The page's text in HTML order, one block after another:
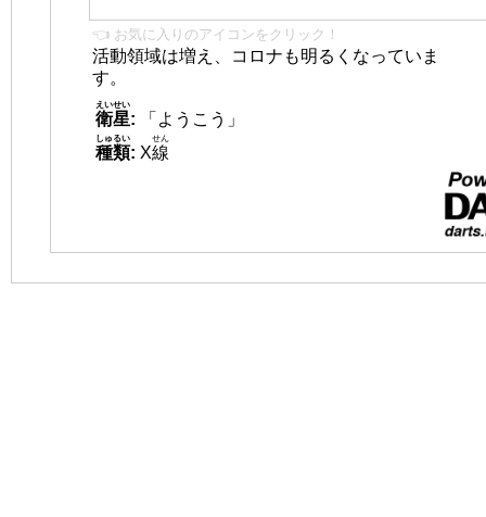
👈 お気に入りのアイコンをクリック！
活動領域は増え、コロナも明るくなっていま
す。
衛星
えいせい
:
「ようこう」
種類
しゅるい
: X線
せん